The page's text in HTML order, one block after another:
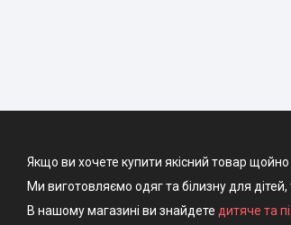
Якщо ви хочете купити якісний товар
Ми виготовляємо одяг та білизну для
В нашому магазині ви знайдете дитяче та